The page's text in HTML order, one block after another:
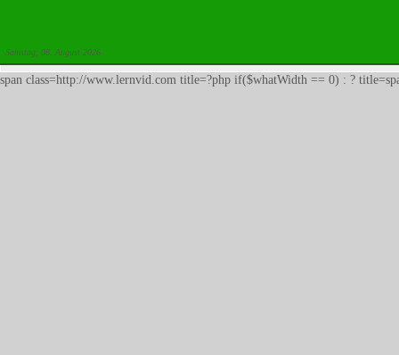
Samstag, 08. August 2026
span class=http://www.lernvid.com title=?php if($whatWidth == 0) : ?